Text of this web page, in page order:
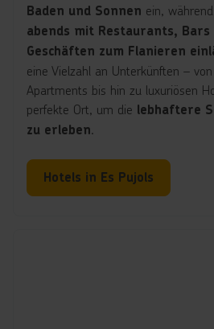
Baden und Sonnen ein,
abends mit Restaurants, Bars
Geschäften zum Flanieren
eine Vielzahl an Unterkünften –
Apartments bis hin zu luxuriösen
perfekte Ort, um die lebhaftere
zu erleben.
Hotels in Es Pujols